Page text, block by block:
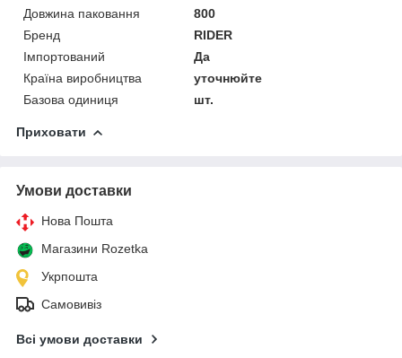
Довжина паковання
800
Бренд
RIDER
Імпортований
Да
Країна виробництва
уточнюйте
Базова одиниця
шт.
Приховати
Умови доставки
Нова Пошта
Магазини Rozetka
Укрпошта
Самовивіз
Всі умови доставки